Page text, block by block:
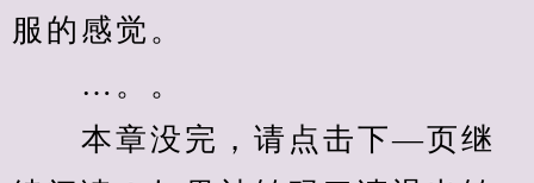
服的感觉。
…。。
本章没完，请点击下—页继